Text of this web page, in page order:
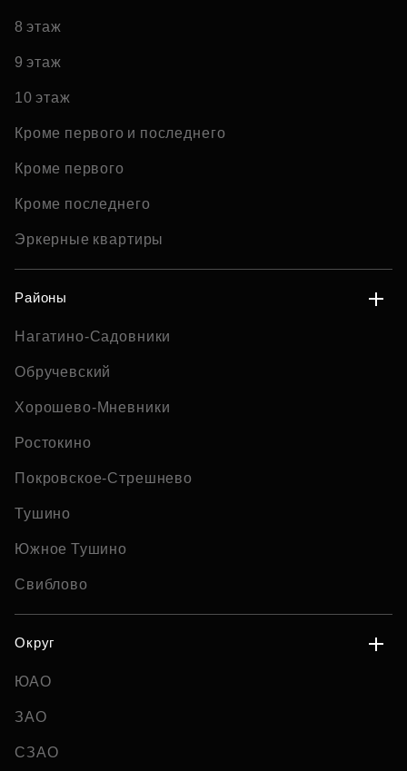
8 этаж
9 этаж
10 этаж
Кроме первого и последнего
Кроме первого
Кроме последнего
Эркерные квартиры
Районы
Нагатино-Садовники
Обручевский
Хорошево-Мневники
Ростокино
Покровское-Стрешнево
Тушино
Южное Тушино
Свиблово
Округ
ЮАО
ЗАО
СЗАО